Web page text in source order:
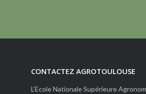
CONTACTEZ AGROTOULOUSE
L’Ecole Nationale Supérieure